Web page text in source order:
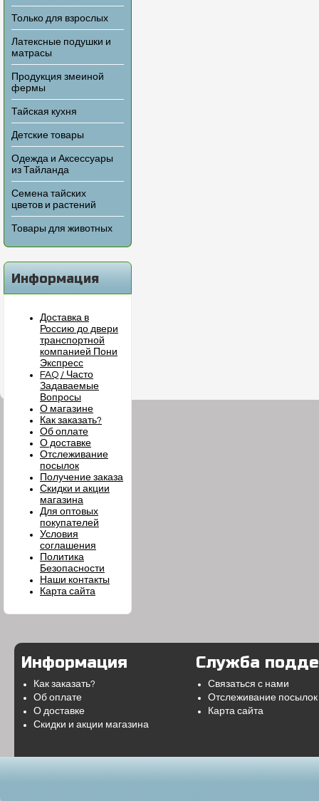
Только для взрослых
Латексные подушки и
матрасы
Продукция змеиной
фермы
Тайская кухня
Детские товары
Одежда и Аксессуары
из Тайланда
Семена тайских
цветов и растений
Товары для животных
Информация
Доставка в
Россию до двери
транспортной
компанией Пони
Экспресс
FAQ / Часто
Задаваемые
Вопросы
О магазине
Как заказать?
Об оплате
О доставке
Отслеживание
посылок
Получение заказа
Скидки и акции
магазина
Для оптовых
покупателей
Условия
соглашения
Политика
Безопасности
Наши контакты
Карта сайта
Информация
Как заказать?
Об оплате
О доставке
Скидки и акции магазина
Служба
Связаться с нами
Отслеживание посылок
Карта сайта